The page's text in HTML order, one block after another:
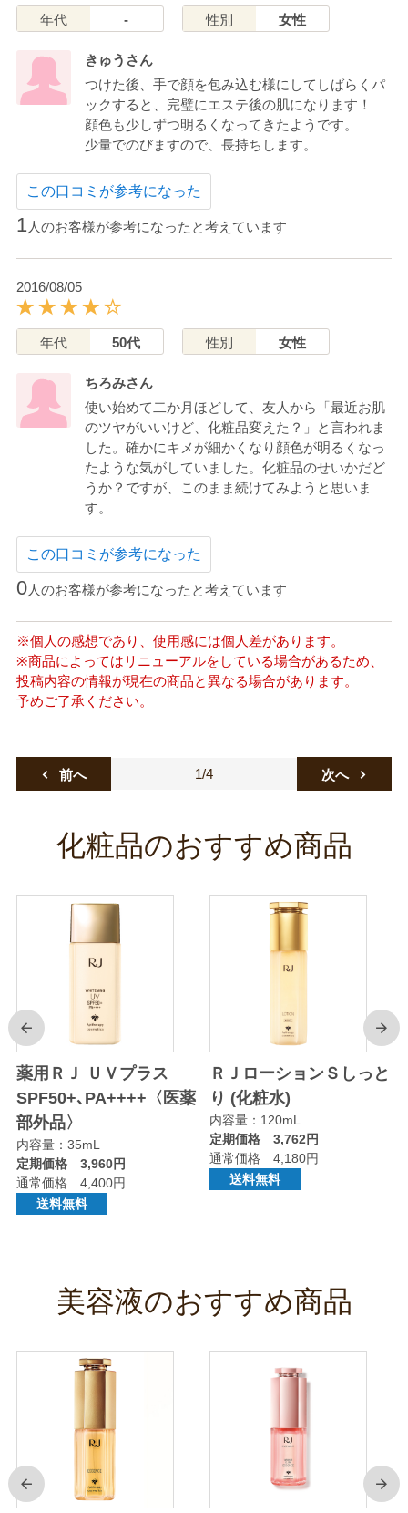
年代 - 性別 女性
きゅうさん
つけた後、手で顔を包み込む様にしてしばらくパ
ックすると、完璧にエステ後の肌になります！
顔色も少しずつ明るくなってきたようです。
少量でのびますので、長持ちします。
この口コミが参考になった
1人のお客様が参考になったと考えています
2016/08/05
年代 50代 性別 女性
ちろみさん
使い始めて二か月ほどして、友人から「最近お肌
のツヤがいいけど、化粧品変えた？」と言われま
した。確かにキメが細かくなり顔色が明るくなっ
たような気がしていました。化粧品のせいかだど
うか？ですが、このまま続けてみようと思いま
す。
この口コミが参考になった
0人のお客様が参考になったと考えています
※個人の感想であり、使用感には個人差があります。
※商品によってはリニューアルをしている場合があるため、
投稿内容の情報が現在の商品と異なる場合があります。
予めご了承ください。
1/4
前へ 次へ
化粧品のおすすめ商品
前
薬用ＲＪ ＵＶプラス
SPF50+､PA++++〈医薬
部外品〉
内容量：35mL
定期価格 3,960円
通常価格 4,400円
送料無料
ＲＪローションＳしっと
り (化粧水)
内容量：120mL
定期価格 3,762円
通常価格 4,180円
送料無料
次
美容液のおすすめ商品
前 次